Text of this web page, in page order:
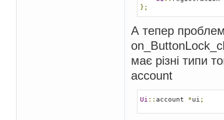
};
А тепер
має різні типи
account
Ui :: account *ui ;